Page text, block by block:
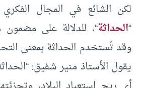
لكن الشائع في المجال
“الحداثة“، للدلالة على مضمون
وقد تُستخدم الحداثة بمعنى
يقول الأستاذ منير شفيق: